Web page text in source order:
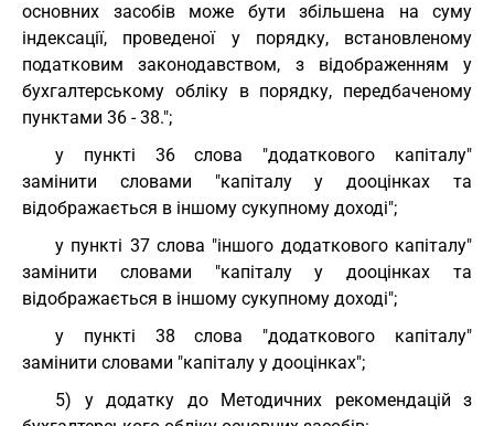
основних засобів може бути збільшена на суму
індексації, проведеної у порядку, встановленому
податковим законодавством, з відображенням у
бухгалтерському обліку в порядку, передбаченому
пунктами 36 - 38.";
у пункті 36 слова "додаткового капіталу"
замінити словами "капіталу у дооцінках та
відображається в іншому сукупному доході";
у пункті 37 слова "іншого додаткового капіталу"
замінити словами "капіталу у дооцінках та
відображається в іншому сукупному доході";
у пункті 38 слова "додаткового капіталу"
замінити словами "капіталу у дооцінках";
5) у додатку до Методичних рекомендацій з